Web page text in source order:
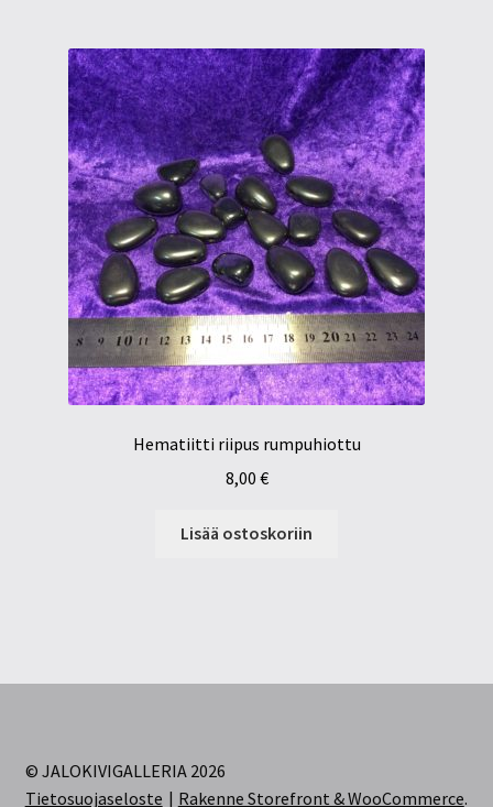
Hematiitti riipus rumpuhiottu
8,00 €
Lisää ostoskoriin
© JALOKIVIGALLERIA 2026
Tietosuojaseloste
Rakenne Storefront & WooCommerce.